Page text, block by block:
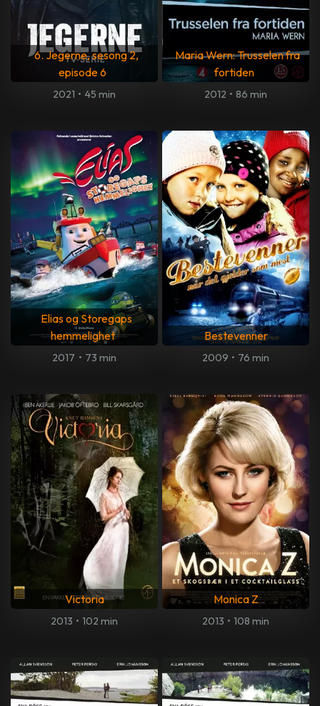
6. Jegerne, sesong 2,
episode 6
2021 • 45 min
Maria Wern: Trusselen fra
fortiden
2012 • 86 min
Elias og Storegaps
hemmelighet
2017 • 73 min
Bestevenner
2009 • 76 min
Victoria
2013 • 102 min
Monica Z
2013 • 108 min